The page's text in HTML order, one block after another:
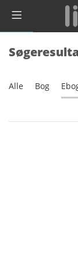
Alle Bog